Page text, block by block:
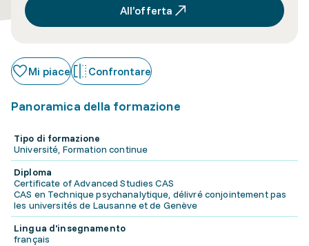
All’offerta
Mi piace Confrontare
Panoramica della formazione
Tipo di formazione
Université, Formation continue
Diploma
Certificate of Advanced Studies CAS
CAS en Technique psychanalytique, délivré conjointement pas
les universités de Lausanne et de Genève
Lingua d'insegnamento
français